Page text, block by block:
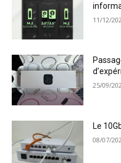
11/12/
25/09/
Le
08/07/